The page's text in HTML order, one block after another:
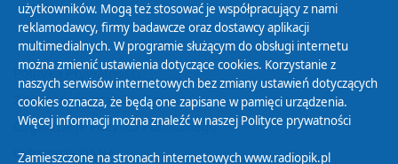
Polityka Prywatności
Zasady korzystania z Serwisu
Organizacje Pożytku Publicznego
Cyfryzacja DAB+
użytkowników. Mogą też stosować je współpracujący z nami
reklamodawcy, firmy badawcze oraz dostawcy aplikacji
multimedialnych. W programie służącym do obsługi internetu
można zmienić ustawienia dotyczące cookies. Korzystanie z
naszych serwisów internetowych bez zmiany ustawień dotyczących
cookies oznacza, że będą one zapisane w pamięci urządzenia.
Więcej informacji można znaleźć w naszej Polityce prywatności
Zamieszczone na stronach internetowych www.radiopik.pl